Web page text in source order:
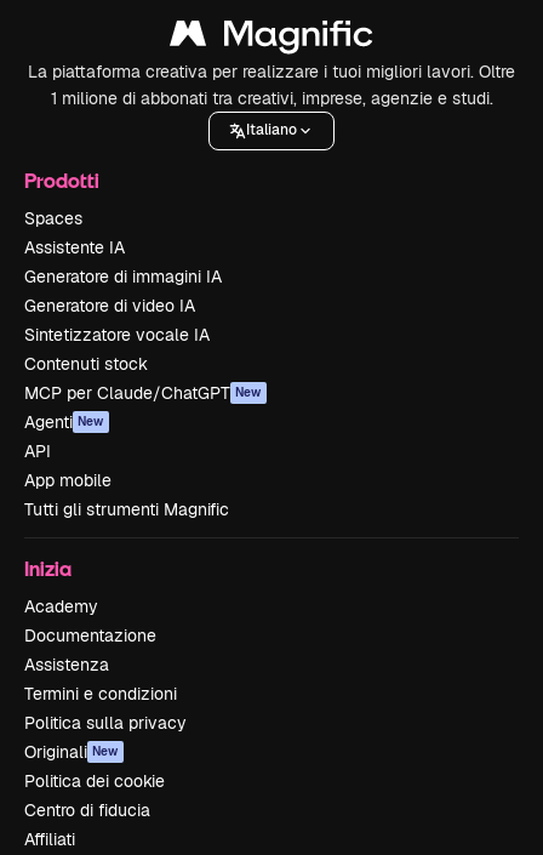
La piattaforma creativa per realizzare i tuoi migliori lavori. Oltre
1 milione di abbonati tra creativi, imprese, agenzie e studi.
Italiano
Prodotti
Spaces
Assistente IA
Generatore di immagini IA
Generatore di video IA
Sintetizzatore vocale IA
Contenuti stock
MCP per Claude/ChatGPT New
Agenti New
API
App mobile
Tutti gli strumenti Magnific
Inizia
Academy
Documentazione
Assistenza
Termini e condizioni
Politica sulla privacy
Originali New
Politica dei cookie
Centro di fiducia
Affiliati